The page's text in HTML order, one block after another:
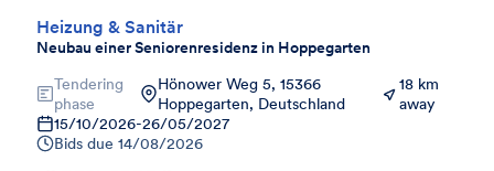
Heizung & Sanitär
Neubau einer Seniorenresidenz in Hoppegarten
Tendering
phase
Hönower Weg 5, 15366
Hoppegarten, Deutschland
18 km
away
15/10/2026-26/05/2027
Bids due 14/08/2026